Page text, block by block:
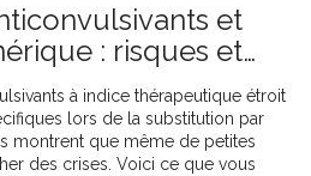
et
: risques et
à indice thérapeutique étroit
lors de la substitution par
montrent que même de petites
des crises. Voici ce que vous